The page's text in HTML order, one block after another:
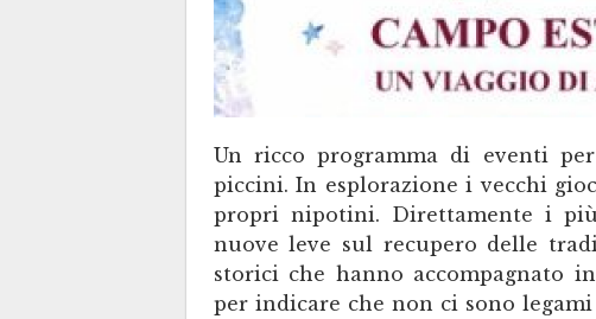
Un ricco programma di eventi
piccini. In esplorazione i vecchi
propri nipotini. Direttamente i
nuove leve sul recupero delle
storici che hanno accompagnato
per indicare che non ci sono